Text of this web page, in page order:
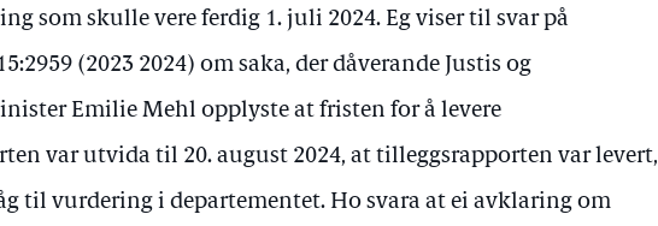
som skulle vere ferdig 1. juli 2024. Eg viser til svar på
(2023 2024) om saka, der dåverande Justis og
Emilie Mehl opplyste at fristen for å levere
var utvida til 20. august 2024, at tilleggsrapporten var levert,
til vurdering i departementet. Ho svara at ei avklaring om